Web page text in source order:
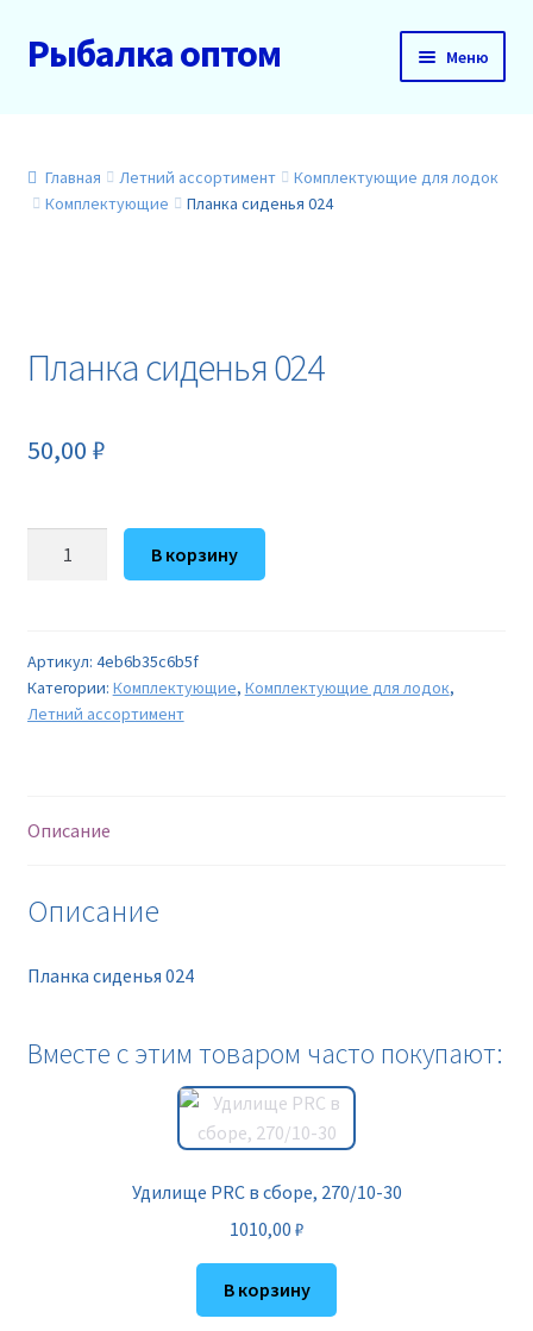
Перейти
к
Перейти
к
Рыбалка оптом Меню
О нас
Новинки
Главная Летний ассортимент
Комплектующие для лодок
Комплектующие
Планка сиденья 024
Планка сиденья 024
50,00 ₽
Количество
024
В корзину
Артикул: 4eb6b35c6b5f
Категории: Комплектующие, Комплектующие для лодок,
Летний ассортимент
Описание
Описание
Планка сиденья 024
Вместе с этим товаром часто покупают:
Удилище PRC в сборе, 270/10-30
1010,00 ₽
В корзину